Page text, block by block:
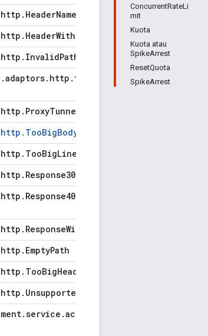
ConcurrentRateLi
mit
Kuota
Kuota atau
SpikeArrest
ResetQuota
SpikeArrest
http . HeaderName AsciiChar
http . HeaderWith
http . InvalidPath
.adaptors. http . flow
http . ProxyTunnel
http . TooBigBody
http . TooBigLine
http . Response306Reserved
http . Response405Without
http . ResponseWith
http . EmptyPath
http . TooBigHeaders
http . Unsupported
.service .access